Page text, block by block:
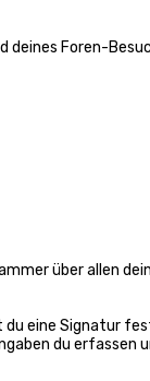
deines Foren-
über allen
eine Signatur
du erfassen